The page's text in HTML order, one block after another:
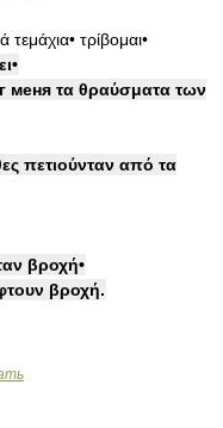
τρίβομαι•
меня τα θραύσματα των
πετιούνταν από τα
βροχή•
βροχή.